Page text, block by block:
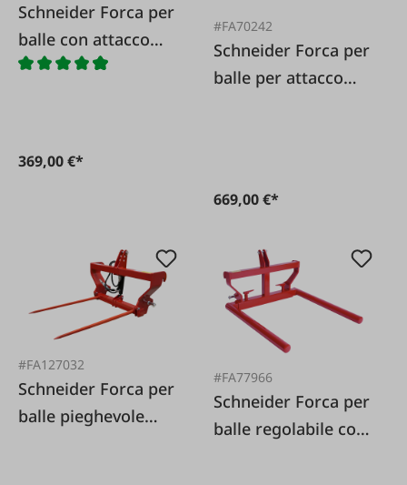
Schneider Forca per
balle con attacco
Euro e a tre punti 2
369,00 €*
#FA70242
Schneider Forca per
balle per attacco
669,00 €*
#FA127032
Schneider Forca per
balle pieghevole
#FA77966
Schneider Forca per
balle regolabile con